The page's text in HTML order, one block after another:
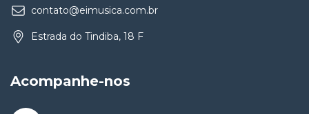
contato@eimusica.com.br
Estrada do Tindiba, 18 F
Acompanhe-nos